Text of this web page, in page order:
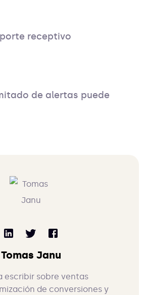
receptivo
de alertas puede
Tomas Janu
escribir sobre ventas
de conversiones y